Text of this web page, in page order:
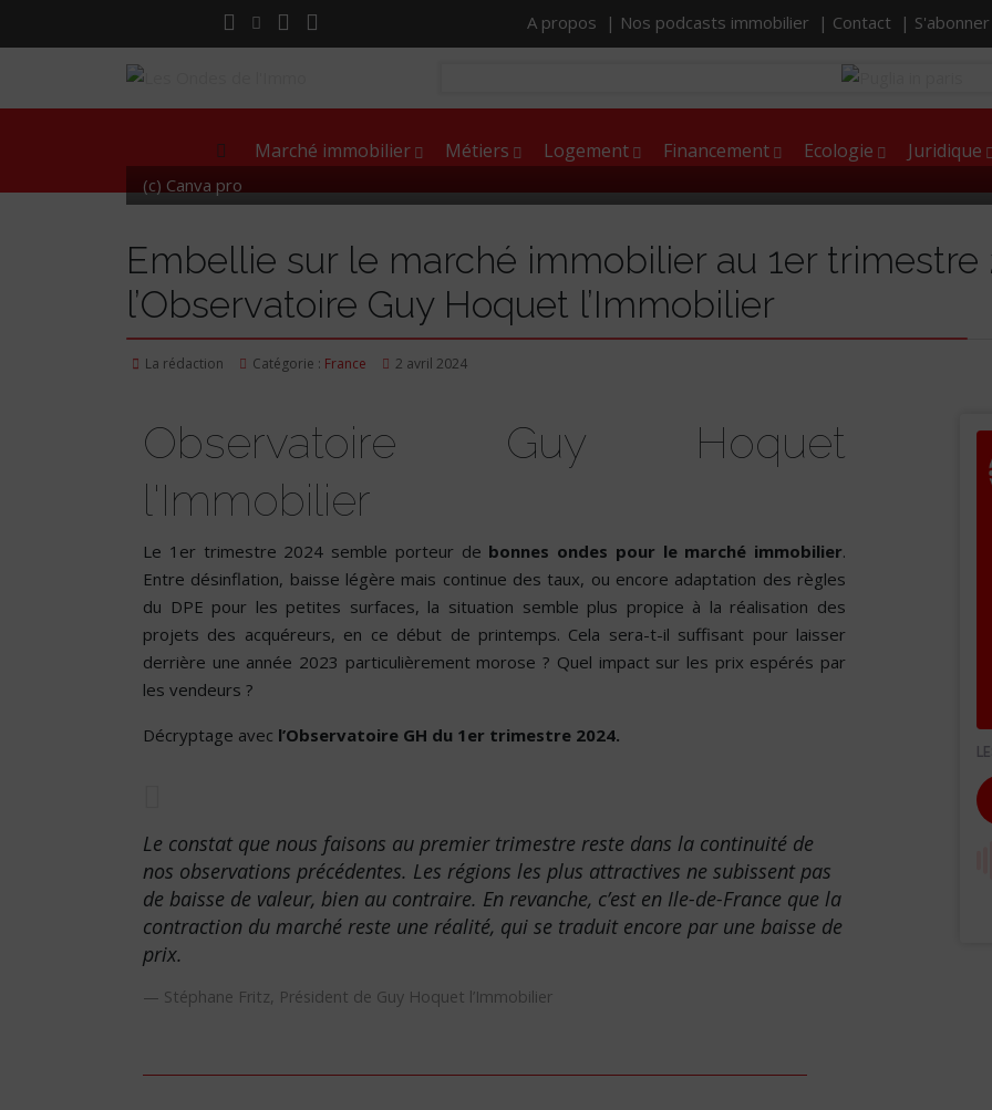
A propos | Nos podcasts immobilier | Contact |
Marché immobilier Métiers Logement Financement Ecologie Juridique
(c) Canva pro
Embellie sur le marché immobilier au 1er trimestre
l’Observatoire Guy Hoquet l’Immobilier
La rédaction Catégorie : France 2 avril 2024
Observatoire Guy Hoquet
l'Immobilier
Le 1er trimestre 2024 semble porteur de bonnes ondes pour le marché immobilier.
Entre désinflation, baisse légère mais continue des taux, ou encore adaptation des règles
du DPE pour les petites surfaces, la situation semble plus propice à la réalisation des
projets des acquéreurs, en ce début de printemps. Cela sera-t-il suffisant pour laisser
derrière une année 2023 particulièrement morose ? Quel impact sur les prix espérés par
les vendeurs ?
Décryptage avec l’Observatoire GH du 1er trimestre 2024.
Le constat que nous faisons au premier trimestre reste dans la continuité de
nos observations précédentes. Les régions les plus attractives ne subissent pas
de baisse de valeur, bien au contraire. En revanche, c’est en Ile-de-France que la
contraction du marché reste une réalité, qui se traduit encore par une baisse de
prix.
Stéphane Fritz, Président de Guy Hoquet l’Immobilier